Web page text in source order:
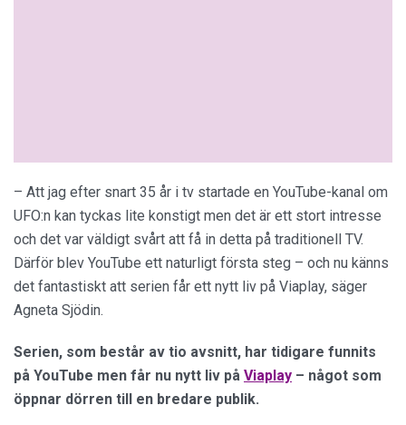
– Att jag efter snart 35 år i tv startade en YouTube-kanal om
UFO:n kan tyckas lite konstigt men det är ett stort intresse
och det var väldigt svårt att få in detta på traditionell TV.
Därför blev YouTube ett naturligt första steg – och nu känns
det fantastiskt att serien får ett nytt liv på Viaplay, säger
Agneta Sjödin.
Serien, som består av tio avsnitt, har tidigare funnits
på YouTube men får nu nytt liv på Viaplay – något som
öppnar dörren till en bredare publik.